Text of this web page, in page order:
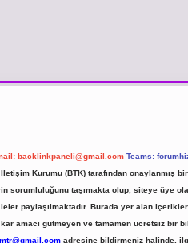
backlinkpaneli@gmail.com Teams:
Kurumu (BTK) tarafından
sorumluluğunu taşımakta olup, siteye
paylaşılmaktadır. Burada yer alan
amacı gütmeyen ve tamamen ücretsiz bir
adresine bildirmeniz halinde,